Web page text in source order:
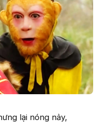
lại nóng nảy,